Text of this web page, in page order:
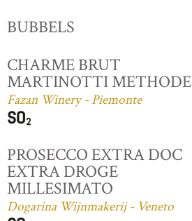
BUBBELS
CHARME BRUT
MARTINOTTI METHODE
Fazan Winery - Piemonte
PROSECCO EXTRA DOC
EXTRA DROGE
MILLESIMATO
Dogarina Wijnmakerij - Veneto